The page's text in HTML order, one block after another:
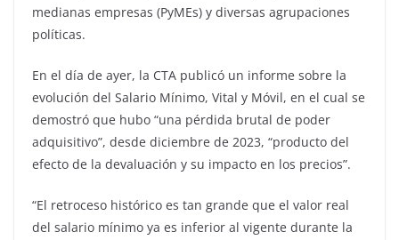
medianas empresas (PyMEs) y diversas agrupaciones
políticas.
En el día de ayer, la CTA publicó un informe sobre la
evolución del Salario Mínimo, Vital y Móvil, en el cual se
demostró que hubo “una pérdida brutal de poder
adquisitivo”, desde diciembre de 2023, “producto del
efecto de la devaluación y su impacto en los precios”.
“El retroceso histórico es tan grande que el valor real
del salario mínimo ya es inferior al vigente durante la